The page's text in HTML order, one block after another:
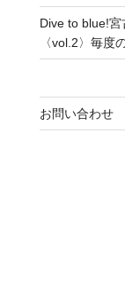
Dive to blue!
〈vol.2〉毎度
お問い合わせ